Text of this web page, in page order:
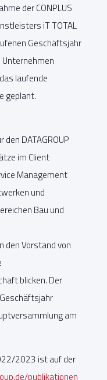
der CONPLUS
iT TOTAL
Geschäftsjahr
laufende
geplant.
DATAGROUP
im Client
Management
und
Bau und
den Vorstand von
blicken. Der
am
2023 ist auf der
publikationen